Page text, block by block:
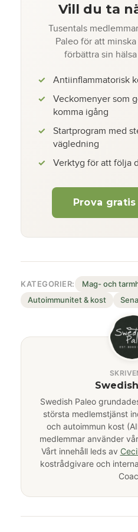
Vill du ta
Tusentals
Paleo för att
förbättra sin
Antiinflammatorisk
Veckomenyer som
komma igång
Startprogram med
vägledning
Verktyg för att följa
Prova
KATEGORIER:
Mag- och
Autoimmunitet & kost
Swedish Paleo
största medlemstjänst
och autoimmun kost
medlemmar använder
Vårt innehåll leds av
kostrådgivare och